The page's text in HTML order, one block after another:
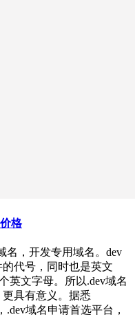
格
名，开发专用域名。dev
代号，同时也是英文
英文字母。所以.dev域名
具有意义。据悉
.dev域名申请首选平台，